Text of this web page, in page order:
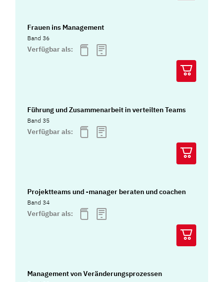
Frauen ins Management
Band 36
Verfügbar als:
Führung und Zusammenarbeit in verteilten Teams
Band 35
Verfügbar als:
Projektteams und -manager beraten und coachen
Band 34
Verfügbar als:
Management von Veränderungsprozessen